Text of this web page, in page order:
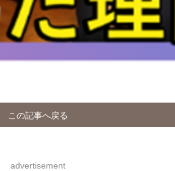
この記事へ戻る
advertisement